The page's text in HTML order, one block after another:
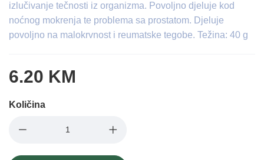
izlučivanje tečnosti iz organizma. Povoljno djeluje kod
noćnog mokrenja te problema sa prostatom. Djeluje
povoljno na malokrvnost i reumatske tegobe. Težina: 40 g
6.20 KM
Količina